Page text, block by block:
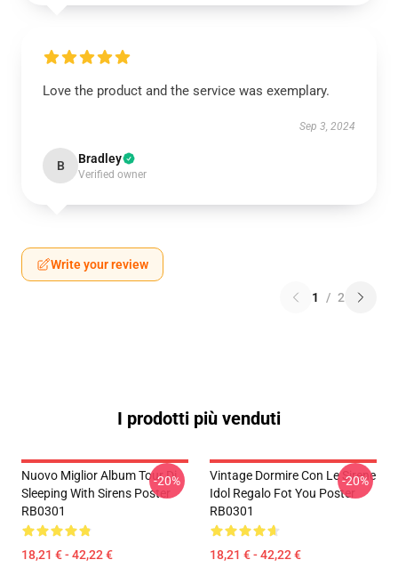
Love the product and the service was exemplary.
Sep 3, 2024
B Bradley
Verified owner
Write your review
1 / 2
I prodotti più venduti
Nuovo Miglior Album Tour Di
Sleeping With Sirens Poster
RB0301
18,21 € - 42,22 €
-20%
Vintage Dormire Con Le Sirene
Idol Regalo Fot You Poster
RB0301
18,21 € - 42,22 €
-20%